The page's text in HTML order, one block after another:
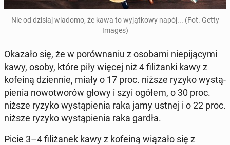
Nie od dzisiaj wiadomo, że kawa to wy­jąt­ko­wy napój... (Fot. Getty
Images)
Okazało się, że w po­rów­na­niu z osobami nie­pi­ją­cy­mi
kawy, osoby, które piły więcej niż 4 fi­li­żan­ki kawy z
kofeiną dzien­nie, miały o 17 proc. niższe ryzyko wy­stą­
pie­nia no­wo­two­rów głowy i szyi ogółem, o 30 proc.
niższe ryzyko wy­stą­pie­nia raka jamy ustnej i o 22 proc.
niższe ryzyko wy­stą­pie­nia raka gardła.
Picie 3–4 fi­li­ża­nek kawy z kofeiną wiązało się z